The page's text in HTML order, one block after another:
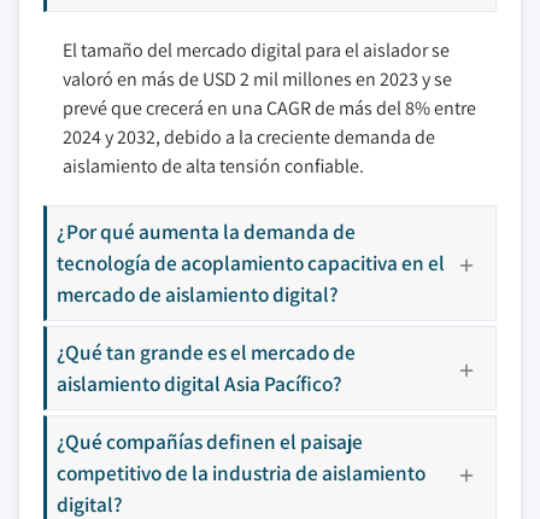
El tamaño del mercado digital para el aislador se
valoró en más de USD 2 mil millones en 2023 y se
prevé que crecerá en una CAGR de más del 8% entre
2024 y 2032, debido a la creciente demanda de
aislamiento de alta tensión confiable.
¿Por qué aumenta la demanda de
tecnología de acoplamiento capacitiva en el
mercado de aislamiento digital?
¿Qué tan grande es el mercado de
aislamiento digital Asia Pacífico?
¿Qué compañías definen el paisaje
competitivo de la industria de aislamiento
digital?